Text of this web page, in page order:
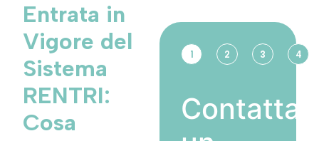
Entrata in
Vigore del
Sistema
RENTRI:
Cosa
1 2 3 4
Contatta